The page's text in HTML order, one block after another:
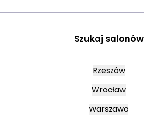
Szukaj salonów
Rzeszów
Wrocław
Warszawa